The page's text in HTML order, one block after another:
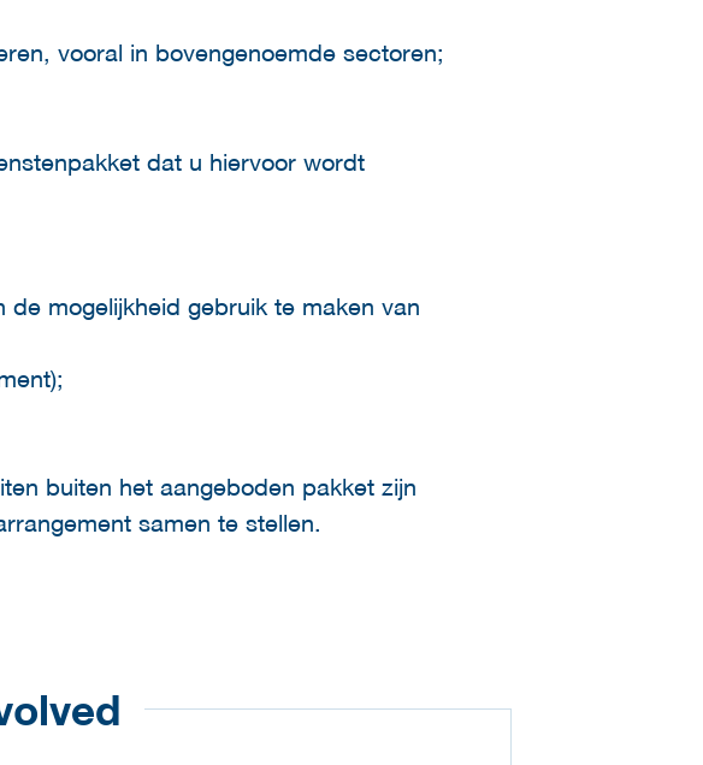
vooral in bovengenoemde sectoren;
dat u hiervoor wordt
mogelijkheid gebruik te maken van
buiten het aangeboden pakket zijn
samen te stellen.